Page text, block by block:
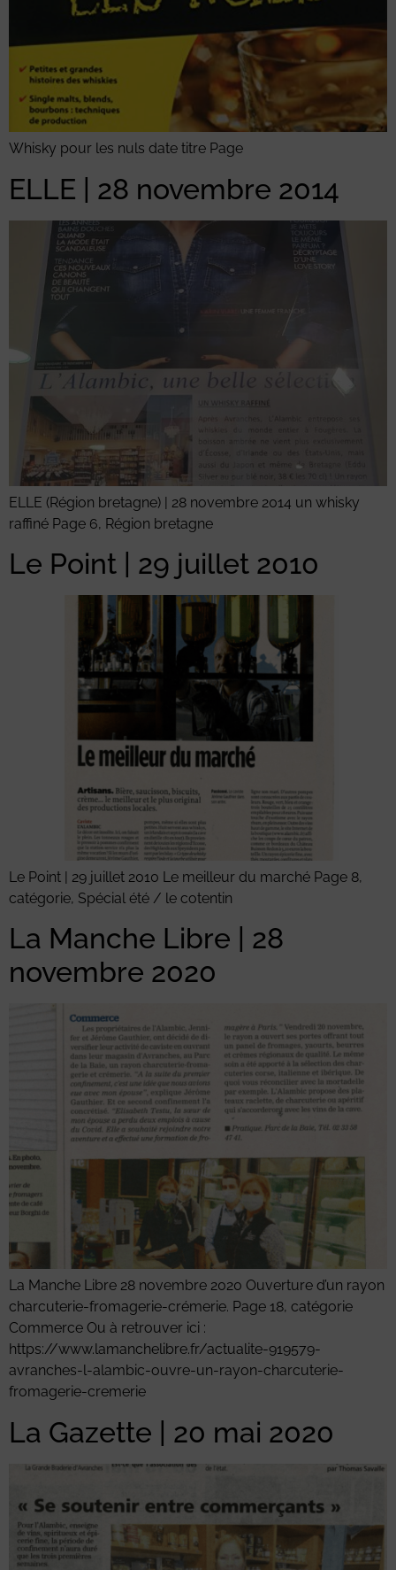
Whisky pour les nuls date titre Page
ELLE | 28 novembre 2014
ELLE (Région bretagne) | 28 novembre 2014 un whisky
raffiné Page 6, Région bretagne
Le Point | 29 juillet 2010​
Le Point | 29 juillet 2010 Le meilleur du marché Page 8,
catégorie, Spécial été / le cotentin
La Manche Libre | 28
novembre 2020 ㅤ
La Manche Libre 28 novembre 2020 Ouverture d’un rayon
charcuterie-fromagerie-crémerie. Page 18, catégorie
Commerce Ou à retrouver ici :
https://www.lamanchelibre.fr/actualite-919579-
avranches-l-alambic-ouvre-un-rayon-charcuterie-
fromagerie-cremerie
La Gazette | 20 mai 2020